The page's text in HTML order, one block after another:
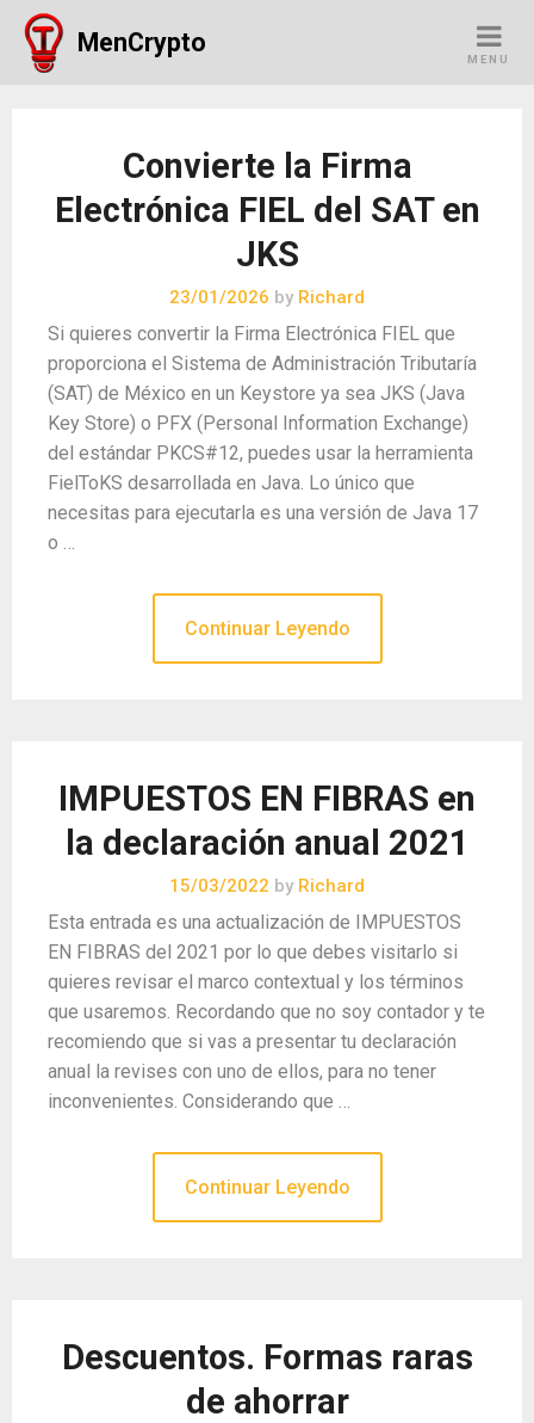
Skip
content
MenCrypto
MENU
Convierte la Firma
Electrónica FIEL del SAT en
JKS
23/01/2026 by Richard
Si quieres convertir la Firma Electrónica FIEL que
proporciona el Sistema de Administración Tributaría
(SAT) de México en un Keystore ya sea JKS (Java
Key Store) o PFX (Personal Information Exchange)
del estándar PKCS#12, puedes usar la herramienta
FielToKS desarrollada en Java. Lo único que
necesitas para ejecutarla es una versión de Java 17
o …
Continuar Leyendo
IMPUESTOS EN FIBRAS en
la declaración anual 2021
15/03/2022 by Richard
Esta entrada es una actualización de IMPUESTOS
EN FIBRAS del 2021 por lo que debes visitarlo si
quieres revisar el marco contextual y los términos
que usaremos. Recordando que no soy contador y te
recomiendo que si vas a presentar tu declaración
anual la revises con uno de ellos, para no tener
inconvenientes. Considerando que …
Continuar Leyendo
Descuentos. Formas raras
de ahorrar